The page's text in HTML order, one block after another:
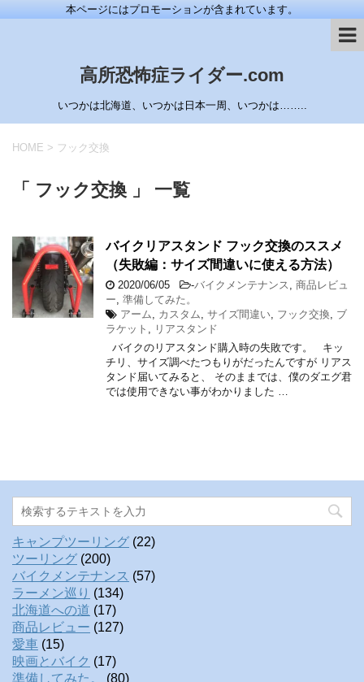
本ページにはプロモーションが含まれています。
高所恐怖症ライダー.com
いつかは北海道、いつかは日本一周、いつかは……..
HOME > フック交換
「 フック交換 」 一覧
バイクリアスタンド フック交換のススメ
（失敗編：サイズ間違いに使える方法）
2020/06/05 -バイクメンテナンス
商品レビュ
ー 準備してみた。
アーム
カスタム サイズ間違い フック交換
ブ
ラケット
リアスタンド
バイクのリアスタンド購入時の失敗です。 キッ
チリ、サイズ調べたつもりがだったんですが リアス
タンド届いてみると、 そのままでは、僕のダエグ君
では使用できない事がわかりました …
キャンプツーリング (22)
ツーリング (200)
バイクメンテナンス (57)
ラーメン巡り (134)
北海道への道 (17)
商品レビュー (127)
愛車 (15)
映画とバイク (17)
準備してみた。
(80)